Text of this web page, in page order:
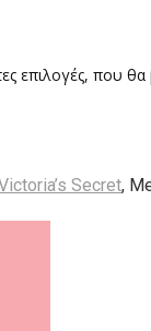
επιλογές, που
Secret,